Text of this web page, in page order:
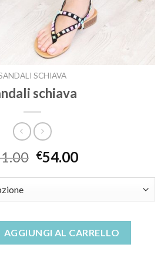
SCHIAVA
schiava
€54.00
AGGIUNGI AL CARRELLO